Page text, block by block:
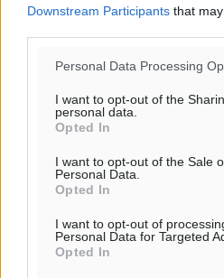
Downstream Participants that
Personal Data Processing
I want to opt-out of the
personal data.
Opted In
I want to opt-out of the Sale
Personal Data.
Opted In
I want to opt-out of
Personal Data for Targeted
Opted In
27°/30°
πρόγνωση: